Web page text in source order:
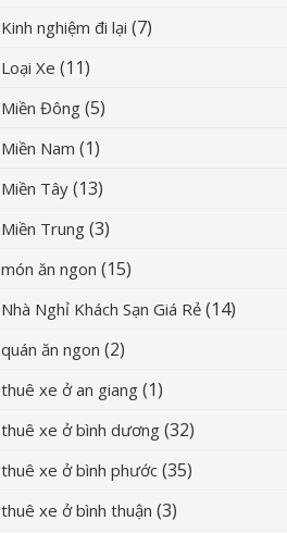
Kinh nghiệm đi lại (7)
Loại Xe (11)
Miền Đông (5)
Miền Nam (1)
Miền Tây (13)
Miền Trung (3)
món ăn ngon (15)
Nhà Nghỉ Khách Sạn Giá Rẻ (14)
quán ăn ngon (2)
thuê xe ở an giang (1)
thuê xe ở bình dương (32)
thuê xe ở bình phước (35)
thuê xe ở bình thuận (3)